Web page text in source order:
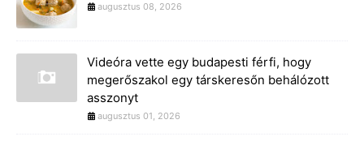
augusztus 08, 2026
Videóra vette egy budapesti férfi, hogy
megerőszakol egy társkeresőn behálózott
asszonyt
augusztus 01, 2026